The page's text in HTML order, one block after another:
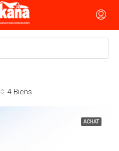
4 Biens
ACHAT